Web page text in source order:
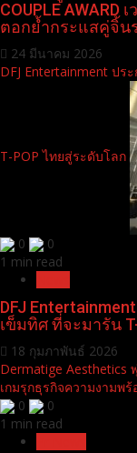
“อันดา-ลูกแก้ว” แรงไม่ห
GLOBAL EMPOWER
0
1 min read
“อันดา-ลูกแก้ว” แร
COUPLE AWARD
ตอกย้ำกระแสคู่จิ้
DFJ Entertainment ปร
T-POP ไทยสู่ระดับโลก
0
0
1 min read
News
DFJ Entertainment
เข็มทิศ ที่จะมารัน